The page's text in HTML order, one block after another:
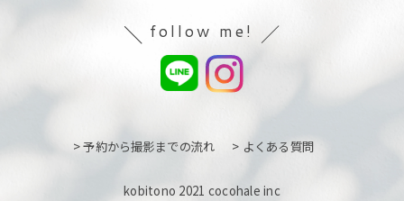
follow me!
> 予約から撮影までの流れ > よくある質問
kobitono 2021 cocohale inc